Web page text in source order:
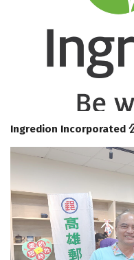
Ingredion Incorporated